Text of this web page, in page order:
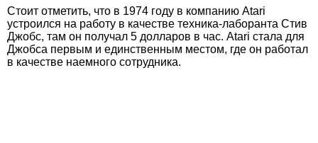
Стоит отметить, что в 1974 году в компанию Atari
устроился на работу в качестве техника-лаборанта Стив
Джобс, там он получал 5 долларов в час. Atari стала для
Джобса первым и единственным местом, где он работал
в качестве наемного сотрудника.